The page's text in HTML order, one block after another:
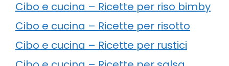
Cibo e cucina – Ricette per riso bimby
Cibo e cucina – Ricette per risotto
Cibo e cucina – Ricette per rustici